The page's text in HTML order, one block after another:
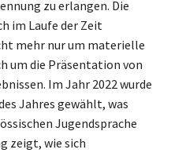
zu erlangen. Die
im Laufe der Zeit
mehr nur um materielle
um die Präsentation von
Im Jahr 2022 wurde
Jahres gewählt, was
Jugendsprache
zeigt, wie sich